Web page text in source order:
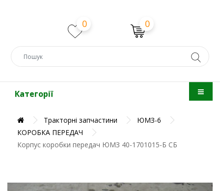
0 0
Категорії
Тракторні запчастини
ЮМЗ-6
КОРОБКА ПЕРЕДАЧ
Корпус коробки передач ЮМЗ 40-1701015-Б СБ